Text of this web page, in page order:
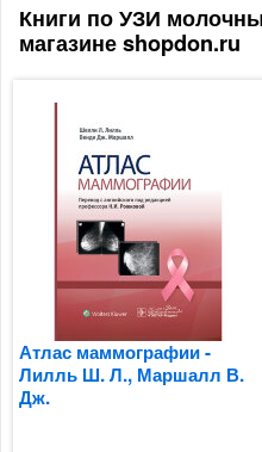
Книги по УЗИ
магазине shopdon.ru
Атлас маммографии -
Лилль Ш. Л., Маршалл В.
Дж.